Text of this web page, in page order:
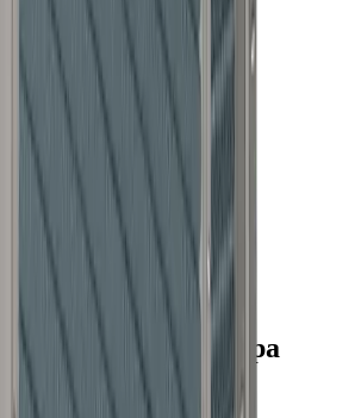
1072x1072_4
подбора калорифера